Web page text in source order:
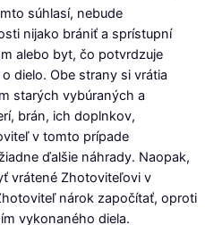
súhlasí, nebude
nijako brániť a sprístupní
alebo byt, čo potvrdzuje
dielo. Obe strany si vrátia
starých vybúraných a
brán, ich doplnkov,
v tomto prípade
ďalšie náhrady. Naopak,
vrátené Zhotoviteľovi v
nárok započítať, oproti
vykonaného diela.